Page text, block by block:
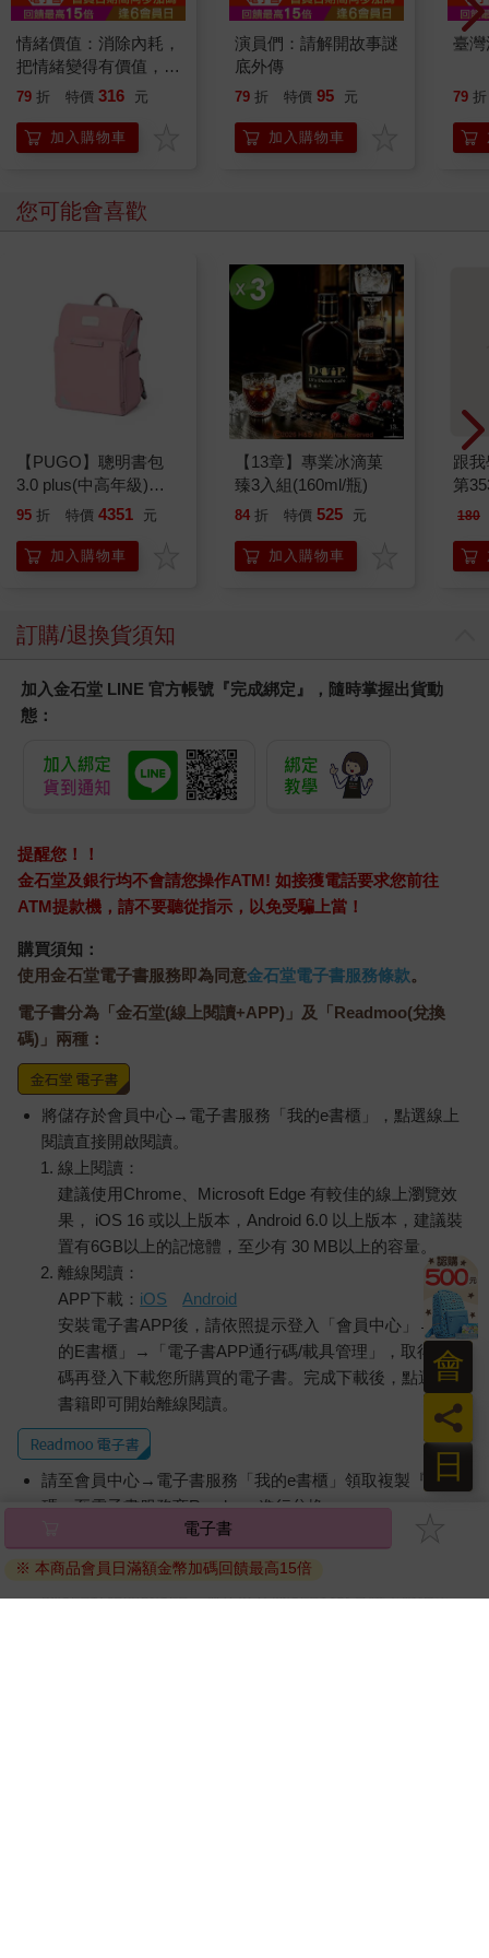
情緒價值：消除內耗，
把情緒變得有價值，跟
誰都能自在相處
79 折 特價 316 元
加入購物車
演員們：請解開故事謎
底外傳
79 折 特價 95 元
加入購物車
臺
79 折
您可能會喜歡
【PUGO】聰明書包
3.0 plus(中高年級)藕
粉 全新進化玩美上市
95 折 特價 4351 元
加入購物車
【13章】專業冰滴菓
臻3入組(160ml/瓶)
84 折 特價 525 元
加入購物車
跟
第
180
訂購/退換貨須知
加入金石堂 LINE 官方帳號『完成綁定』，隨時掌握出貨動
態：
提醒您！！
金石堂及銀行均不會請您操作ATM! 如接獲電話要求您前往
ATM提款機，請不要聽從指示，以免受騙上當！
購買須知：
使用金石堂電子書服務即為同意金石堂電子書服務條款。
電子書分為「金石堂(線上閱讀+APP)」及「Readmoo(兌換
碼)」兩種：
將儲存於會員中心→電子書服務「我的e書櫃」，點選線上
閱讀直接開啟閱讀。
線上閱讀：
建議使用Chrome、Microsoft Edge 有較佳的線上瀏覽效
果， iOS 16 或以上版本，Android 6.0 以上版本，建議裝
置有6GB以上的記憶體，至少有 30 MB以上的容量。
離線閱讀：
APP下載： iOS
Android
安裝電子書APP後，請依照提示登入「會員中心」→「我
的E書櫃」→「電子書APP通行碼/載具管理」，取得通行
碼再登入下載您所購買的電子書。完成下載後，點選任一
書籍即可開始離線閱讀。
請至會員中心→電子書服務「我的e書櫃」領取複製『兌換
碼』至電子書服務商Readmoo進行兌換。
因版權保護，您在金石堂所購買的電子書僅能以金石堂專屬
的閱讀軟體開啟閱讀，無法以其他閱讀器或直接下載檔案。
電子書
※ 本商品會員日滿額金幣加碼回饋最高15倍
日
員
會